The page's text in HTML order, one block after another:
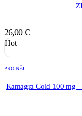
26,00 €
Hot
PRO NĚJ
Kamagra Gold 100 mg